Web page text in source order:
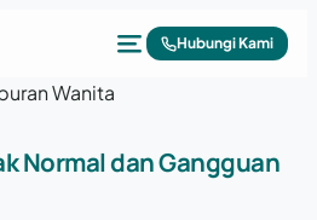
Hubungi Kami
Wanita
Normal dan Gangguan